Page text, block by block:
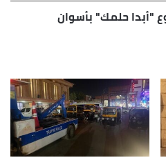
"أبدا حلمك" بأسوان